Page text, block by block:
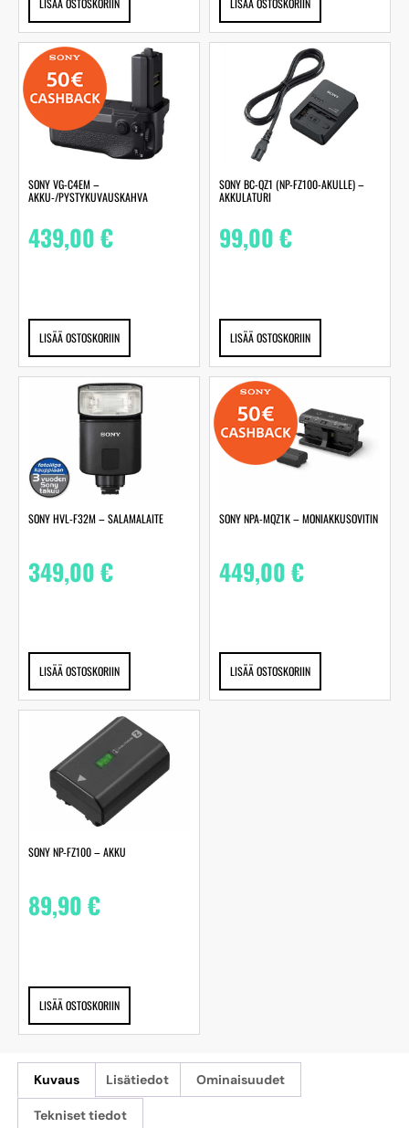
LISÄÄ OSTOSKORIIN LISÄÄ OSTOSKORIIN
SONY VG-C4EM –
AKKU-/PYSTYKUVAUSKAHVA
439,00€
LISÄÄ OSTOSKORIIN
SONY BC-QZ1 (NP-FZ100-AKULLE) –
AKKULATURI
99,00€
LISÄÄ OSTOSKORIIN
SONY HVL-F32M – SALAMALAITE
349,00€
LISÄÄ OSTOSKORIIN
SONY NPA-MQZ1K – MONIAKKUSOVITIN
449,00€
LISÄÄ OSTOSKORIIN
SONY NP-FZ100 – AKKU
89,90€
LISÄÄ OSTOSKORIIN
Kuvaus Lisätiedot Ominaisuudet
Tekniset tiedot